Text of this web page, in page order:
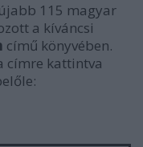
115 magyar
a kíváncsi
című könyvében.
címre kattintva